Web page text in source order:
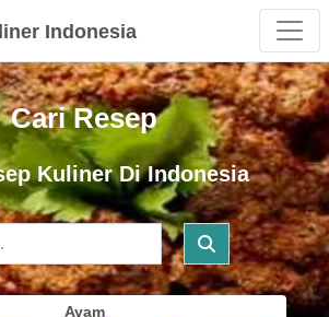
Indonesia
Cari Resep
Kuliner Di Indonesia
Ayam